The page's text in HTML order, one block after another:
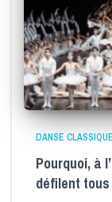
DANSE CLASSIQUE
Pourquoi, à
défilent